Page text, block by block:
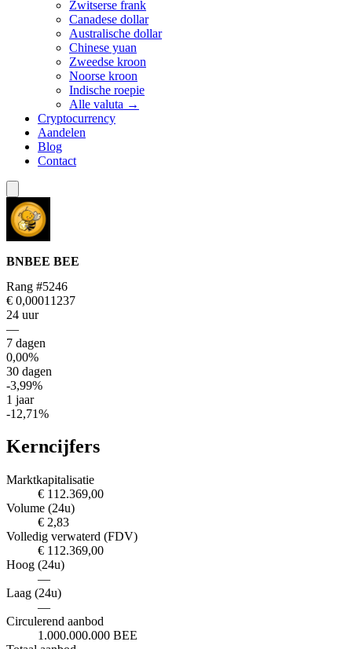
Zwitserse frank
Canadese dollar
Australische dollar
Chinese yuan
Zweedse kroon
Noorse kroon
Indische roepie
Alle valuta →
Cryptocurrency
Aandelen
Blog
Contact
BNBEE BEE
Rang #5246
€ 0,00011237
24 uur
—
7 dagen
0,00%
30 dagen
-3,99%
1 jaar
-12,71%
Kerncijfers
Marktkapitalisatie
€ 112.369,00
Volume (24u)
€ 2,83
Volledig verwaterd (FDV)
€ 112.369,00
Hoog (24u)
—
Laag (24u)
—
Circulerend aanbod
1.000.000.000 BEE